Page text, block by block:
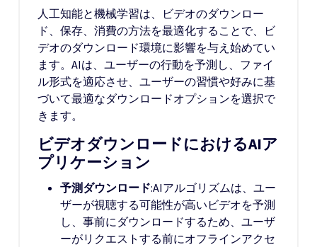
人工知能と機械学習は、ビデオのダウンロー
ド、保存、消費の方法を最適化することで、ビ
デオのダウンロード環境に影響を与え始めてい
ます。AIは、ユーザーの行動を予測し、ファイ
ル形式を適応させ、ユーザーの習慣や好みに基
づいて最適なダウンロードオプションを選択で
きます。
ビデオダウンロードにおけるAIア
プリケーション
予測ダウンロード:AIアルゴリズムは、ユー
ザーが視聴する可能性が高いビデオを予測
し、事前にダウンロードするため、ユーザ
ーがリクエストする前にオフラインアクセ